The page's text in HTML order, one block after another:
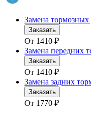
Замена тормозных
Заказать
От 1410 ₽
Замена передних
Заказать
От 1410 ₽
Замена задних
Заказать
От 1770 ₽